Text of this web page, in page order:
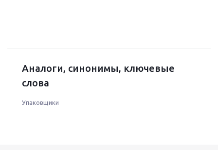
Аналоги, синонимы, ключевые
слова
Упаковщики